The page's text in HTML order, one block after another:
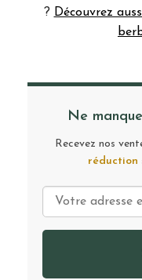
? Découvrez
Ne
Recevez nos
réduction